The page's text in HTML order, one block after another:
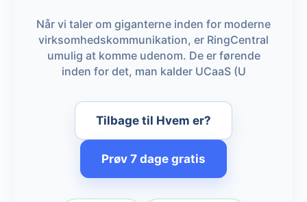
Når vi taler om giganterne inden for moderne
virksomhedskommunikation, er RingCentral
umulig at komme udenom. De er førende
inden for det, man kalder UCaaS (U
Tilbage til Hvem er?
Prøv 7 dage gratis